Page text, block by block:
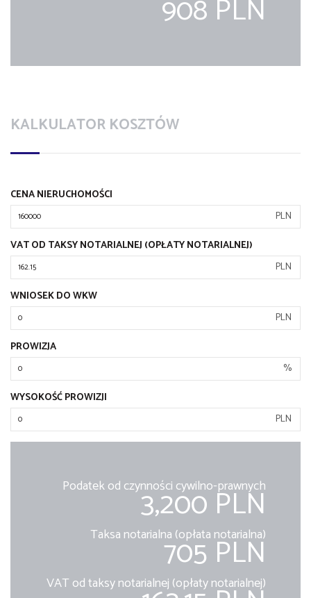
908 PLN
KALKULATOR KOSZTÓW
CENA NIERUCHOMOŚCI
PLN
VAT OD TAKSY NOTARIALNEJ (OPŁATY NOTARIALNEJ)
PLN
WNIOSEK DO WKW
PLN
PROWIZJA
%
WYSOKOŚĆ PROWIZJI
PLN
Podatek od czynności cywilno-prawnych
3,200 PLN
Taksa notarialna (opłata notarialna)
705 PLN
VAT od taksy notarialnej (opłaty notarialnej)